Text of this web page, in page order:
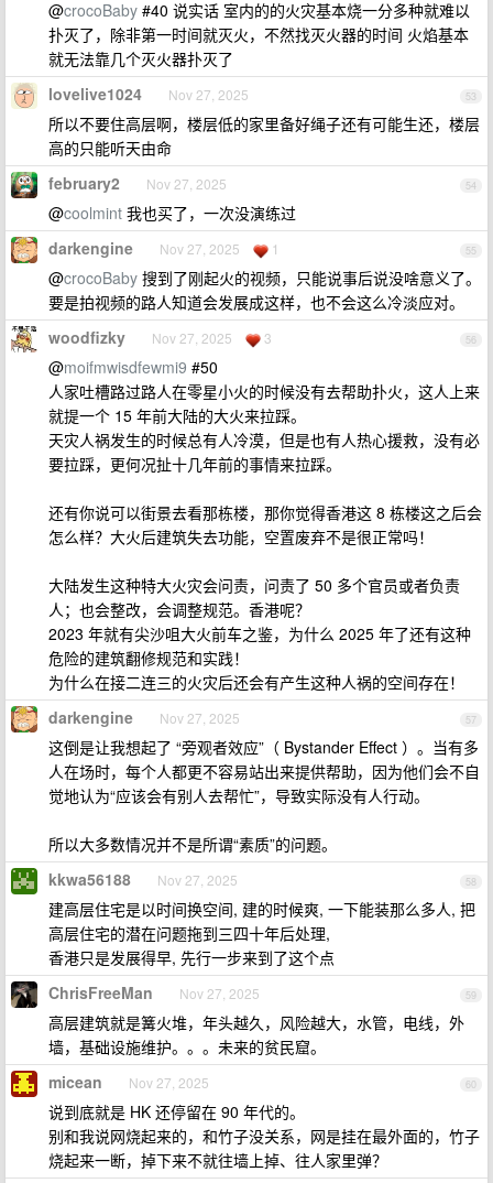
@crocoBaby #40 说实话 室内的的火灾基本烧一分多种就难以
扑灭了，除非第一时间就灭火，不然找灭火器的时间 火焰基本
就无法靠几个灭火器扑灭了
53
lovelive1024 Nov 27, 2025
所以不要住高层啊，楼层低的家里备好绳子还有可能生还，楼层
高的只能听天由命
54
february2 Nov 27, 2025
@coolmint 我也买了，一次没演练过
55
darkengine Nov 27, 2025 1
@crocoBaby 搜到了刚起火的视频，只能说事后说没啥意义了。
要是拍视频的路人知道会发展成这样，也不会这么冷淡应对。
56
woodfizky Nov 27, 2025 3
@moifmwisdfewmi9 #50
人家吐槽路过路人在零星小火的时候没有去帮助扑火，这人上来
就提一个 15 年前大陆的大火来拉踩。
天灾人祸发生的时候总有人冷漠，但是也有人热心援救，没有必
要拉踩，更何况扯十几年前的事情来拉踩。
还有你说可以街景去看那栋楼，那你觉得香港这 8 栋楼这之后会
怎么样？大火后建筑失去功能，空置废弃不是很正常吗！
大陆发生这种特大火灾会问责，问责了 50 多个官员或者负责
人；也会整改，会调整规范。香港呢？
2023 年就有尖沙咀大火前车之鉴，为什么 2025 年了还有这种
危险的建筑翻修规范和实践！
为什么在接二连三的火灾后还会有产生这种人祸的空间存在！
57
darkengine Nov 27, 2025
这倒是让我想起了 “旁观者效应”（ Bystander Effect ）。当有多
人在场时，每个人都更不容易站出来提供帮助，因为他们会不自
觉地认为“应该会有别人去帮忙”，导致实际没有人行动。
所以大多数情况并不是所谓“素质”的问题。
58
kkwa56188 Nov 27, 2025
建高层住宅是以时间换空间, 建的时候爽, 一下能装那么多人, 把
高层住宅的潜在问题拖到三四十年后处理,
香港只是发展得早, 先行一步来到了这个点
59
ChrisFreeMan Nov 27, 2025
高层建筑就是篝火堆，年头越久，风险越大，水管，电线，外
墙，基础设施维护。。。未来的贫民窟。
60
micean Nov 27, 2025
说到底就是 HK 还停留在 90 年代的。
别和我说网烧起来的，和竹子没关系，网是挂在最外面的，竹子
烧起来一断，掉下来不就往墙上掉、往人家里弹？